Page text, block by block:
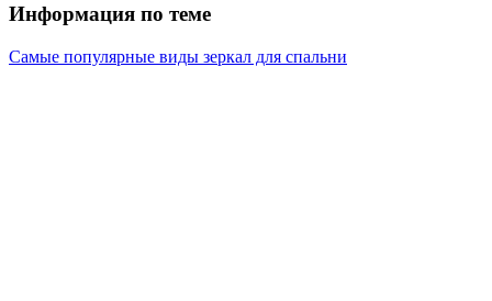
Информация по теме
Самые популярные виды зеркал для спальни